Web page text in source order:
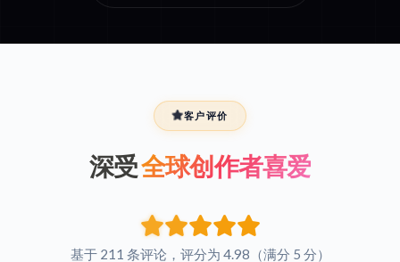
客户评价
深受全球创作者喜爱
基于 211 条评论，评分为 4.98（满分 5 分）